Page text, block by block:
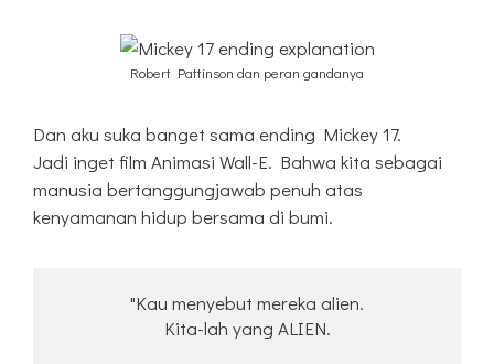
Robert Pattinson dan peran gandanya
Dan aku suka banget sama ending Mickey 17.
Jadi inget film Animasi Wall-E. Bahwa kita sebagai
manusia bertanggungjawab penuh atas
kenyamanan hidup bersama di bumi.
"Kau menyebut mereka alien.
Kita-lah yang ALIEN.